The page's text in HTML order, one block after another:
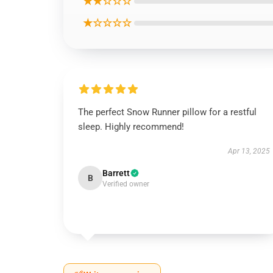
★☆☆☆☆
The perfect Snow Runner pillow for a restful
sleep. Highly recommend!
Apr 13, 2025
B Barrett
Verified owner